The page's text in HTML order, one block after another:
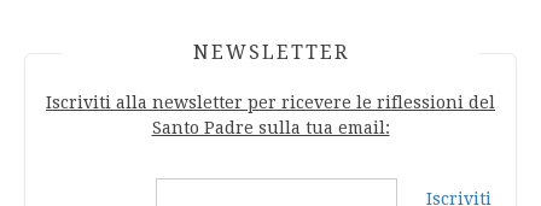
NEWSLETTER
Iscriviti alla newsletter per ricevere le riflessioni del
Santo Padre sulla tua email:
Iscriviti